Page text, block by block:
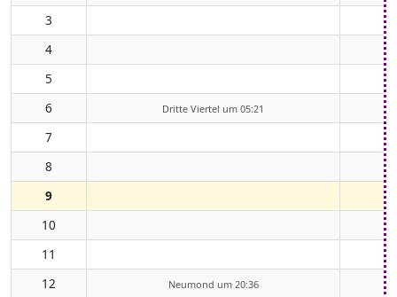
3
4
5
6
Dritte Viertel um 05:21
7
8
9
10
11
12
Neumond um 20:36